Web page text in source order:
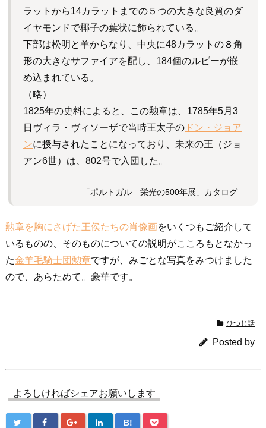
ラットから14カラットまでの５つの大きな良質のダ
イヤモンドで椰子の葉状に飾られている。
下部は松明と羊からなり、中央に48カラットの８角
形の大きなサファイアを配し、184個のルビーが嵌
め込まれている。
（略）
1825年の史料によると、この勲章は、1785年5月3
日ヴィラ・ヴィソーザで当時王太子の ドン・ジョア
ンに授与されたことになっており、未来の王（ジョ
アン6世）は、802号で入団した。
「ポルトガル―栄光の500年展」カタログ
勲章を胸にさげた王侯たちの肖像画をいくつもご紹介して
いるものの、そのものについての説明がこころもとなかっ
た金羊毛騎士団勲章ですが、みごとな写真をみつけました
ので、あらためて。豪華です。
ひつじ話
Posted by
よろしければシェアお願いします
B!